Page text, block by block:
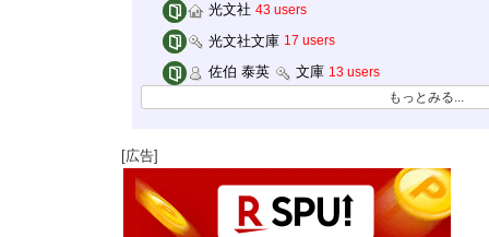
光文社 43 users
光文社文庫 17 users
佐伯 泰英 文庫 13 users
もっとみる...
[広告]